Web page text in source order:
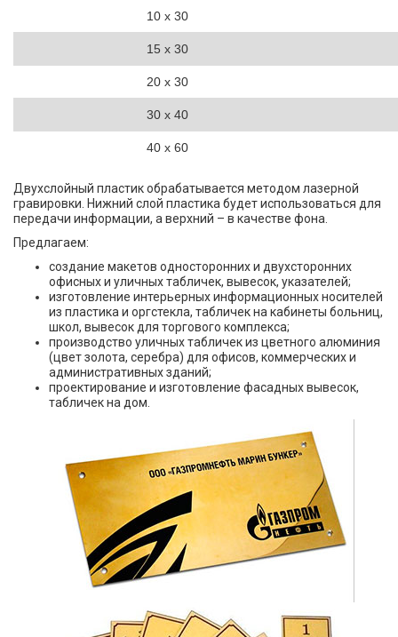
10 х 30
15 х 30
20 х 30
30 х 40
40 х 60
Двухслойный пластик обрабатывается методом лазерной
гравировки. Нижний слой пластика будет использоваться для
передачи информации, а верхний – в качестве фона.
Предлагаем:
создание макетов односторонних и двухсторонних
офисных и уличных табличек, вывесок, указателей;
изготовление интерьерных информационных носителей
из пластика и оргстекла, табличек на кабинеты больниц,
школ, вывесок для торгового комплекса;
производство уличных табличек из цветного алюминия
(цвет золота, серебра) для офисов, коммерческих и
административных зданий;
проектирование и изготовление фасадных вывесок,
табличек на дом.